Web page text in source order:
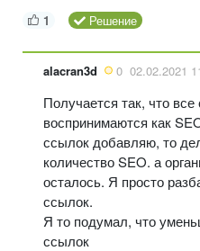
1 Решение
alacran3d 0 02.02.2021
Получается так, что
воспринимаются как
ссылок добавляю, то
количество SEO. а
осталось. Я просто
ссылок.
Я то подумал, что
ссылок